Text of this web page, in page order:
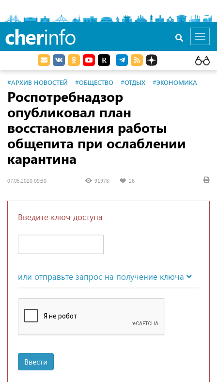
cherinfo
#АРХИВ НОВОСТЕЙ #ОБЩЕСТВО #ОТДЫХ #ЭКОНОМИКА
Роспотребнадзор
опубликовал план
восстановления работы
общепита при ослаблении
карантина
07.05.2020 09:30 91978 26
Введите ключ доступа
или отправьте запрос на получение ключа
Ввести